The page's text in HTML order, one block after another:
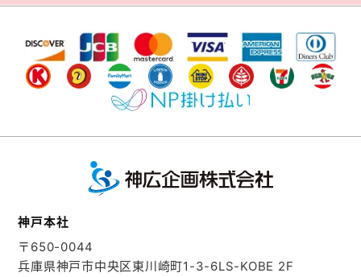
神戸本社
〒650-0044
兵庫県神戸市中央区東川崎町1-3-6LS-KOBE 2F